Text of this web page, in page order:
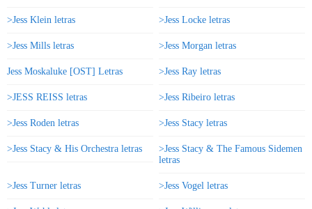
>Jess Klein letras >Jess Locke letras
>Jess Mills letras >Jess Morgan letras
Jess Moskaluke [OST] Letras >Jess Ray letras
>JESS REISS letras >Jess Ribeiro letras
>Jess Roden letras >Jess Stacy letras
>Jess Stacy & His Orchestra letras
>Jess Stacy & The Famous Sidemen
letras
>Jess Turner letras >Jess Vogel letras